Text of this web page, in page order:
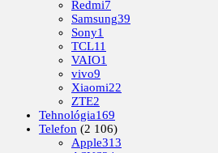
Redmi7
Samsung39
Sony1
TCL11
VAIO1
vivo9
Xiaomi22
ZTE2
Tehnológia169
Telefon (2 106)
Apple313